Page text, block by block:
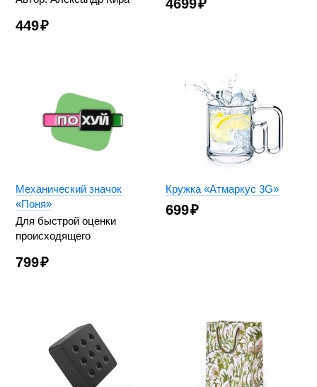
449₽
4699₽
Механический значок
«Поня»
Для быстрой оценки
происходящего
799₽
Кружка «Атмаркус 3G»
699₽